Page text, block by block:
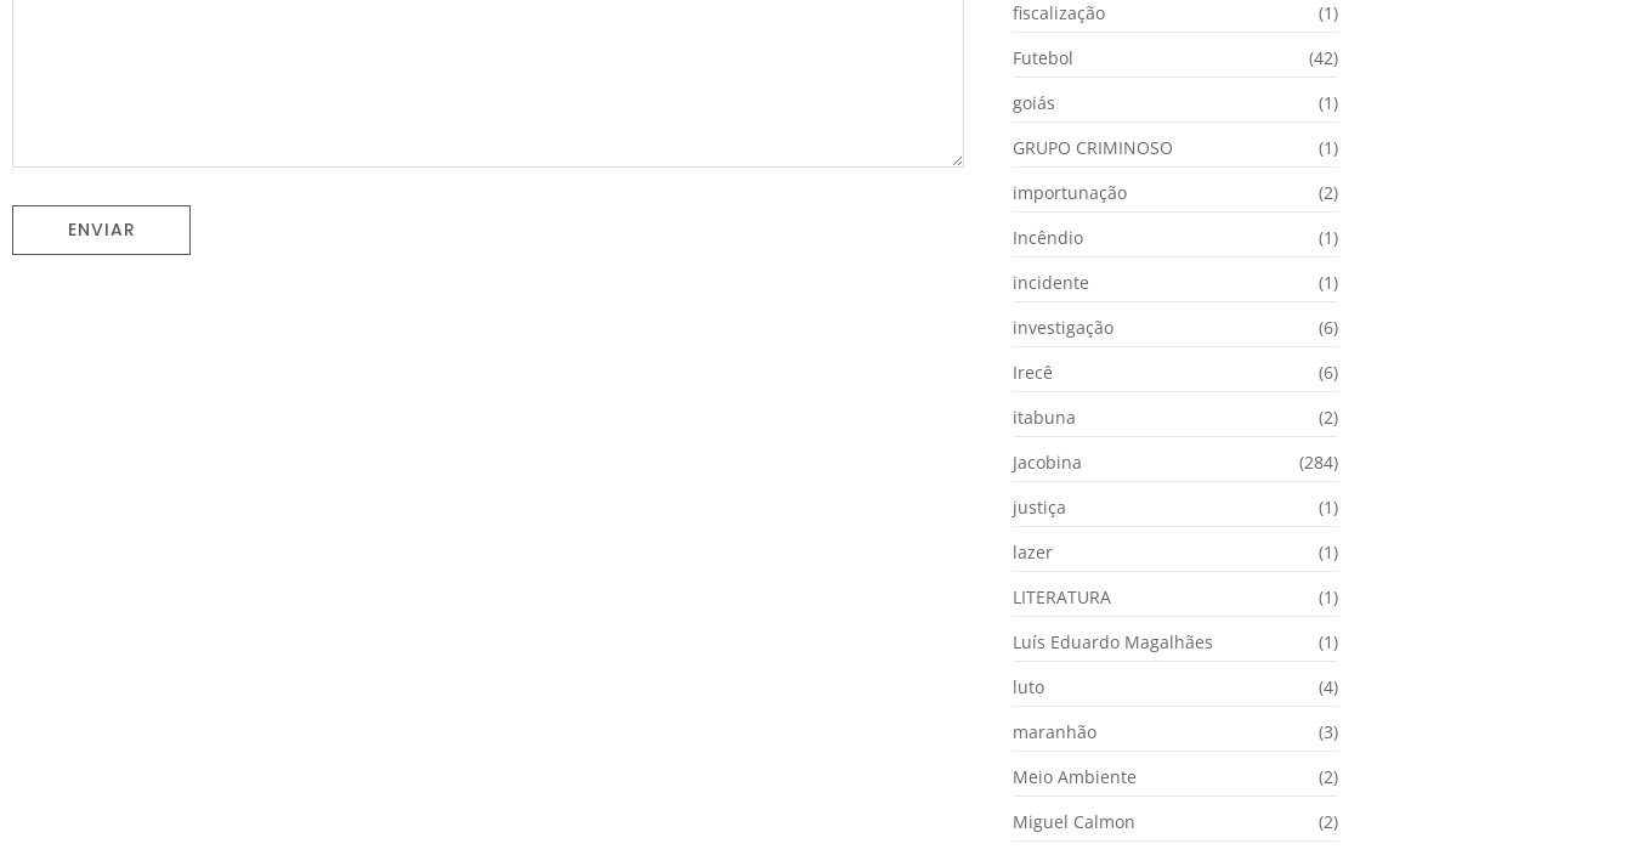
fiscalização
(1)
Futebol
(42)
goiás
(1)
GRUPO CRIMINOSO
(1)
importunação
(2)
Incêndio
(1)
incidente
(1)
investigação
(6)
Irecê
(6)
itabuna
(2)
Jacobina
(284)
justiça
(1)
lazer
(1)
LITERATURA
(1)
Luís Eduardo Magalhães
(1)
luto
(4)
maranhão
(3)
Meio Ambiente
(2)
Miguel Calmon
(2)